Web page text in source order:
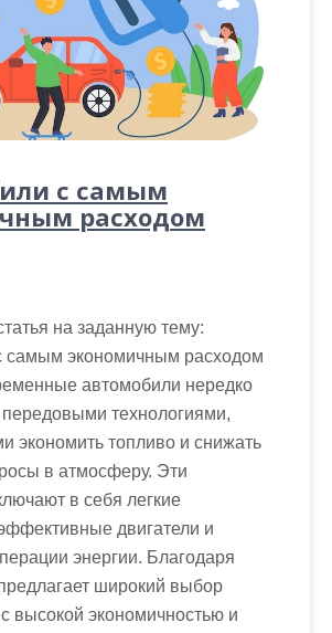
с самым
расходом
на заданную тему:
самым экономичным расходом
автомобили нередко
технологиями,
экономить топливо и снижать
в атмосферу. Эти
в себя легкие
двигатели и
энергии. Благодаря
широкий выбор
высокой экономичностью и